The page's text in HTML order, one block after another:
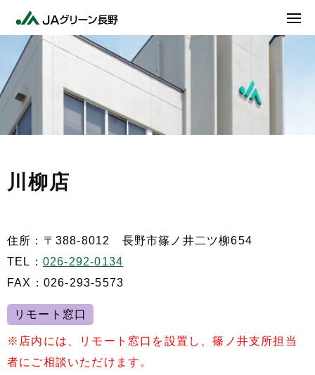
川柳店
住所：〒388-8012 長野市篠ノ井二ツ柳654
TEL： 026-292-0134
FAX：026-293-5573
リモート窓口
※店内には、リモート窓口を設置し、篠ノ井支所担当
者にご相談いただけます。